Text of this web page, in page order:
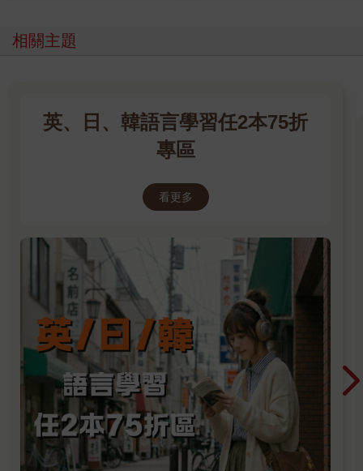
相關主題
英、日、韓語言學習任2本75折
專區
看更多